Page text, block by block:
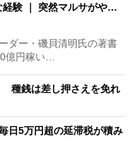
経験 ｜ 突然マルサがや…
ダー・磯貝清明氏の著書
億円稼い…
種銭は差し押さえを免れ
日5万円超の延滞税が積み